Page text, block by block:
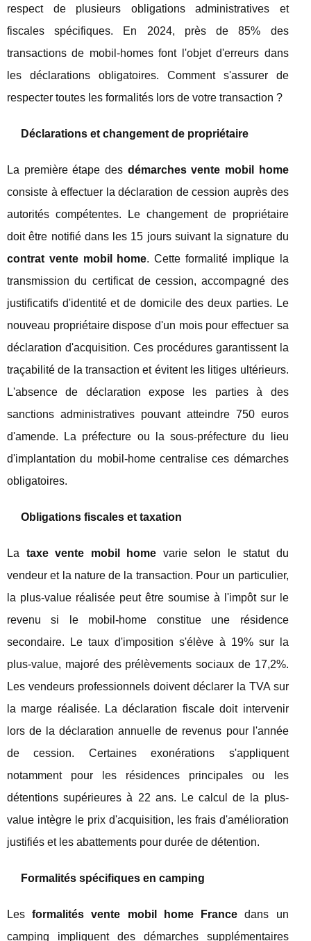
respect de plusieurs obligations administratives et
fiscales spécifiques. En 2024, près de 85% des
transactions de mobil-homes font l'objet d'erreurs dans
les déclarations obligatoires. Comment s'assurer de
respecter toutes les formalités lors de votre transaction ?
Déclarations et changement de propriétaire
La première étape des démarches vente mobil home
consiste à effectuer la déclaration de cession auprès des
autorités compétentes. Le changement de propriétaire
doit être notifié dans les 15 jours suivant la signature du
contrat vente mobil home. Cette formalité implique la
transmission du certificat de cession, accompagné des
justificatifs d'identité et de domicile des deux parties. Le
nouveau propriétaire dispose d'un mois pour effectuer sa
déclaration d'acquisition. Ces procédures garantissent la
traçabilité de la transaction et évitent les litiges ultérieurs.
L'absence de déclaration expose les parties à des
sanctions administratives pouvant atteindre 750 euros
d'amende. La préfecture ou la sous-préfecture du lieu
d'implantation du mobil-home centralise ces démarches
obligatoires.
Obligations fiscales et taxation
La taxe vente mobil home varie selon le statut du
vendeur et la nature de la transaction. Pour un particulier,
la plus-value réalisée peut être soumise à l'impôt sur le
revenu si le mobil-home constitue une résidence
secondaire. Le taux d'imposition s'élève à 19% sur la
plus-value, majoré des prélèvements sociaux de 17,2%.
Les vendeurs professionnels doivent déclarer la TVA sur
la marge réalisée. La déclaration fiscale doit intervenir
lors de la déclaration annuelle de revenus pour l'année
de cession. Certaines exonérations s'appliquent
notamment pour les résidences principales ou les
détentions supérieures à 22 ans. Le calcul de la plus-
value intègre le prix d'acquisition, les frais d'amélioration
justifiés et les abattements pour durée de détention.
Formalités spécifiques en camping
Lesformalités vente mobil home France dans un
camping impliquent des démarches supplémentaires